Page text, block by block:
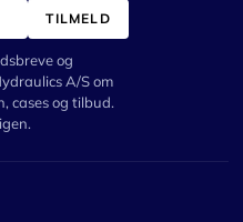
TILMELD
og
A/S om
cases og tilbud.